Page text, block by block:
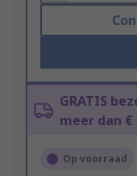
GRATIS
meer dan €
Op voorraad